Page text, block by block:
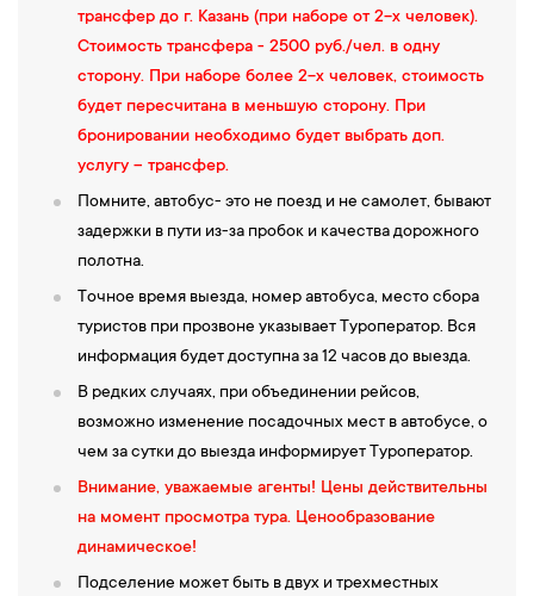
трансфер до г. Казань (при наборе от 2-х человек).
Стоимость трансфера - 2500 руб./чел. в одну
сторону. При наборе более 2-х человек, стоимость
будет пересчитана в меньшую сторону. При
бронировании необходимо будет выбрать доп.
услугу – трансфер.
Помните, автобус- это не поезд и не самолет, бывают
задержки в пути из-за пробок и качества дорожного
полотна.
Точное время выезда, номер автобуса, место сбора
туристов при прозвоне указывает Туроператор. Вся
информация будет доступна за 12 часов до выезда.
В редких случаях, при объединении рейсов,
возможно изменение посадочных мест в автобусе, о
чем за сутки до выезда информирует Туроператор.
Внимание, уважаемые агенты! Цены действительны
на момент просмотра тура. Ценообразование
динамическое!
Подселение может быть в двух и трехместных